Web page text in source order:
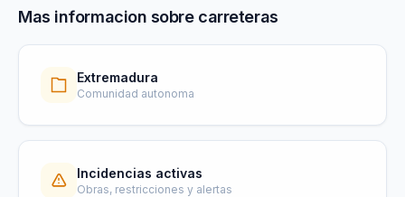
Mas informacion sobre carreteras
Extremadura
Comunidad autonoma
Incidencias activas
Obras, restricciones y alertas